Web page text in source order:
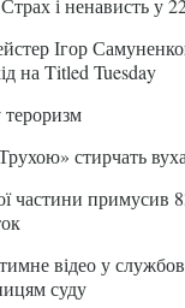
і ненависть
Ігор
на Titled Tuesday
стирчать
частини примусив
відео у
суду